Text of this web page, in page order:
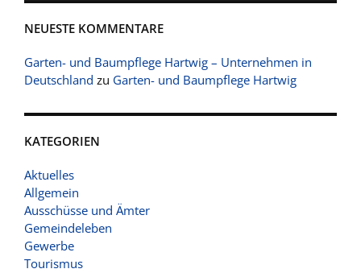
NEUESTE KOMMENTARE
Garten- und Baumpflege Hartwig – Unternehmen in
Deutschland zu Garten- und Baumpflege Hartwig
KATEGORIEN
Aktuelles
Allgemein
Ausschüsse und Ämter
Gemeindeleben
Gewerbe
Tourismus